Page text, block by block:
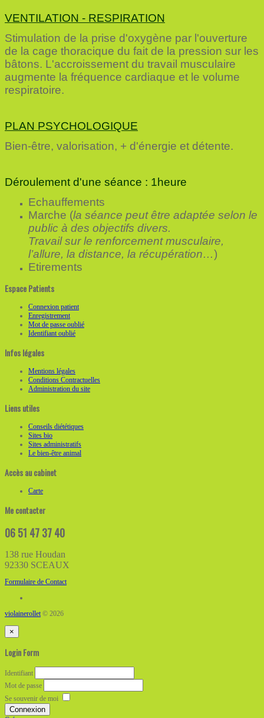
VENTILATION - RESPIRATION
Stimulation de la prise d'oxygène par l'ouverture
de la cage thoracique du fait de la pression sur les
bâtons. L'accroissement du travail musculaire
augmente la fréquence cardiaque et le volume
respiratoire.
PLAN PSYCHOLOGIQUE
Bien-être, valorisation, + d'énergie et détente.
Déroulement d'une séance : 1heure
Echauffements
Marche (la séance peut être adaptée selon le
public à des objectifs divers.
Travail sur le renforcement musculaire,
l’allure, la distance, la récupération…)
Etirements
Espace Patients
Connexion patient
Enregistrement
Mot de passe oublié
Identifiant oublié
Infos légales
Mentions légales
Conditions Contractuelles
Administration du site
Liens utiles
Conseils diététiques
Sites bio
Sites administratifs
Le bien-être animal
Accès au cabinet
Carte
Me contacter
06 51 47 37 40
138 rue Houdan
92330 SCEAUX
Formulaire de Contact
violainerollet© 2026
×
Login Form
Identifiant
Mot de passe
Se souvenir de moi
Connexion